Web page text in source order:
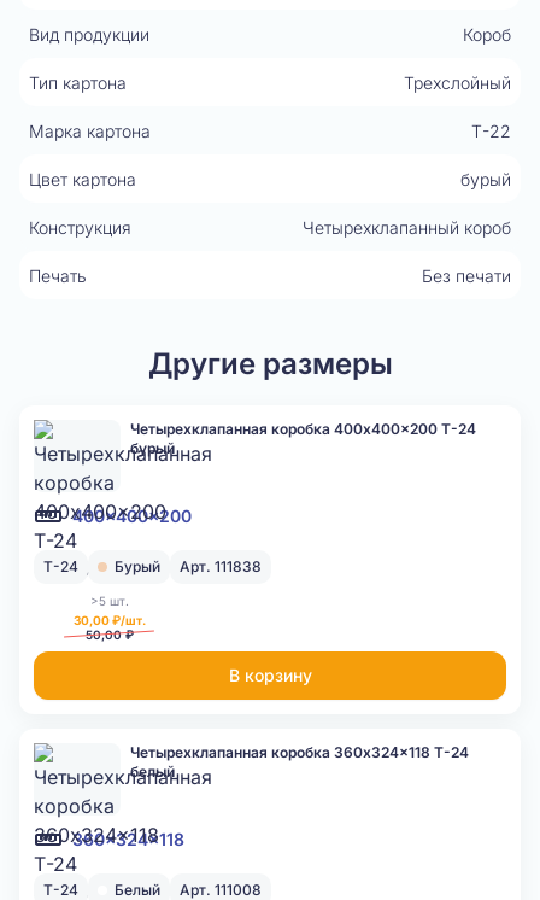
Вид продукции Короб
Тип картона Трехслойный
Марка картона Т-22
Цвет картона бурый
Конструкция Четырехклапанный короб
Печать Без печати
Другие размеры
400x400x200
Четырехклапанная коробка 400x400x200 Т-24
бурый
Т-24 Бурый Арт. 111838
>5 шт.
30,00 ₽/шт.
50,00 ₽
В корзину
360x324x118
Четырехклапанная коробка 360x324x118 Т-24
белый
Т-24 Белый Арт. 111008